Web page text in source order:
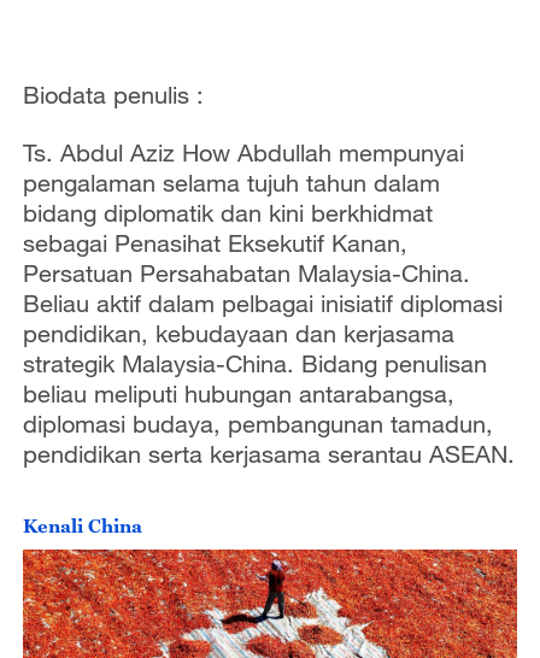
Biodata penulis :
Ts. Abdul Aziz How Abdullah mempunyai
pengalaman selama tujuh tahun dalam
bidang diplomatik dan kini berkhidmat
sebagai Penasihat Eksekutif Kanan,
Persatuan Persahabatan Malaysia-China.
Beliau aktif dalam pelbagai inisiatif diplomasi
pendidikan, kebudayaan dan kerjasama
strategik Malaysia-China. Bidang penulisan
beliau meliputi hubungan antarabangsa,
diplomasi budaya, pembangunan tamadun,
pendidikan serta kerjasama serantau ASEAN.
Kenali China